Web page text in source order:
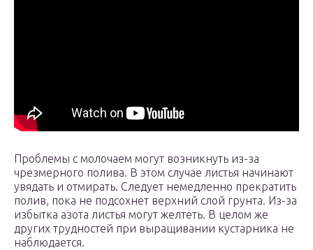
Проблемы с молочаем могут возникнуть из-за
чрезмерного полива. В этом случае листья начинают
увядать и отмирать. Следует немедленно прекратить
полив, пока не подсохнет верхний слой грунта. Из-за
избытка азота листья могут желтеть. В целом же
других трудностей при выращивании кустарника не
наблюдается.